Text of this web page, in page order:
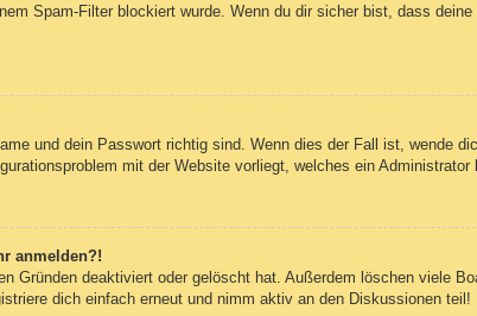
Spam-Filter blockiert wurde. Wenn du dir sicher bist, dass
und dein Passwort richtig sind. Wenn dies der Fall ist, wende
mit der Website vorliegt, welches ein Administrator
anmelden?!
Gründen deaktiviert oder gelöscht hat. Außerdem löschen viele
dich einfach erneut und nimm aktiv an den Diskussionen teil!